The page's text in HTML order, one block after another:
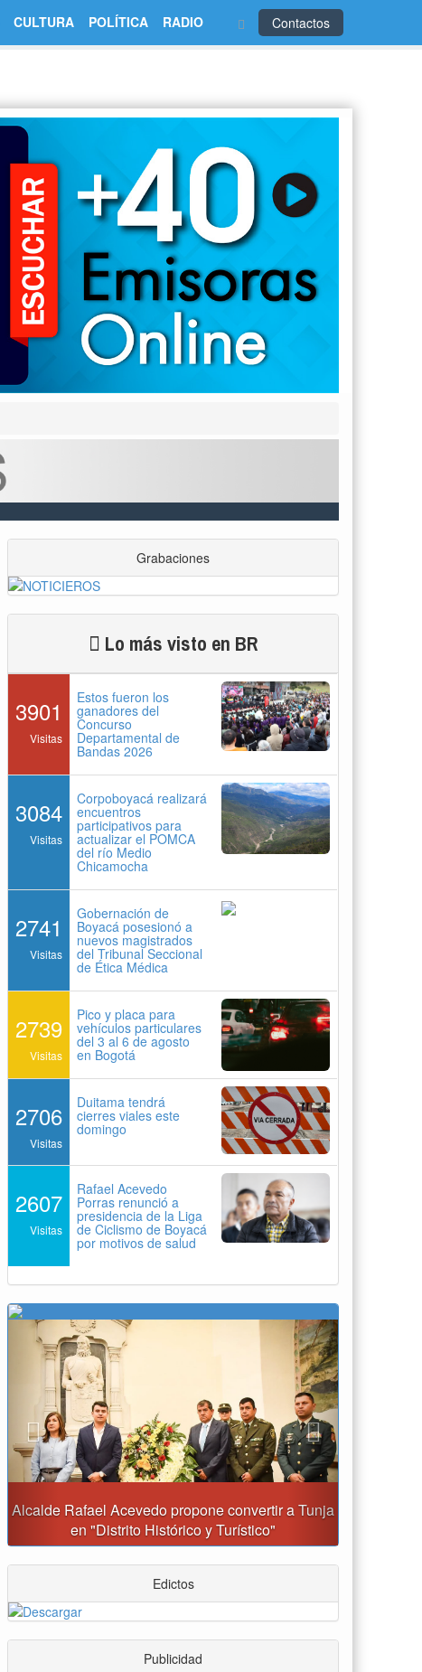
Contactos
CULTURA POLÍTICA RADIO
Grabaciones
Lo más visto en BR
3901
Visitas
Estos fueron los
ganadores del
Concurso
Departamental de
Bandas 2026
3084
Visitas
Corpoboyacá realizará
encuentros
participativos para
actualizar el POMCA
del río Medio
Chicamocha
2741
Visitas
Gobernación de
Boyacá posesionó a
nuevos magistrados
del Tribunal Seccional
de Ética Médica
2739
Visitas
Pico y placa para
vehículos particulares
del 3 al 6 de agosto
en Bogotá
2706
Visitas
Duitama tendrá
cierres viales este
domingo
2607
Visitas
Rafael Acevedo
Porras renunció a
presidencia de la Liga
de Ciclismo de Boyacá
por motivos de salud
Gobernación y Alcaldía de Tunja revisan 120
proyectos con inversiones superiores a $385.000
millones
Previous Next
Edictos
Publicidad